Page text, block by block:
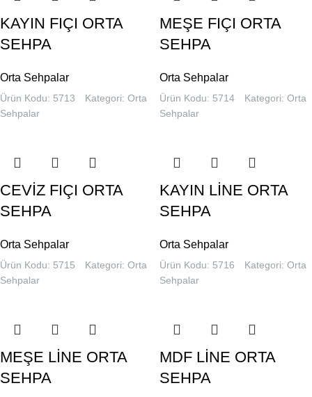
KAYIN FIÇI ORTA
SEHPA
Orta Sehpalar
Ürün Kodu: 5713 Kategori: Orta
Sehpalar
MEŞE FIÇI ORTA
SEHPA
Orta Sehpalar
Ürün Kodu: 5714 Kategori: Orta
Sehpalar
CEVİZ FIÇI ORTA
SEHPA
Orta Sehpalar
Ürün Kodu: 5715 Kategori: Orta
Sehpalar
KAYIN LİNE ORTA
SEHPA
Orta Sehpalar
Ürün Kodu: 5716 Kategori: Orta
Sehpalar
MEŞE LİNE ORTA
SEHPA
MDF LİNE ORTA
SEHPA